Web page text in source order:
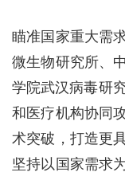
瞄准国家重大需
微生物研究所、
学院武汉病毒研
和医疗机构协同
术突破，打造更
坚持以国家需求